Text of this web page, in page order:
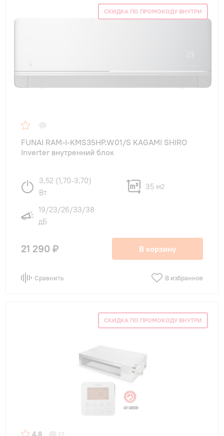
СКИДКА ПО ПРОМОКОДУ ВНУТРИ
FUNAI RAM-I-KMS35HP.W01/S KAGAMI SHIRO
Inverter внутренний блок
3,52 (1,70-3,70)
Вт
35 м2
19/23/26/33/38
дБ
21 290 ₽ В корзину
Сравнить В избранное
СКИДКА ПО ПРОМОКОДУ ВНУТРИ
17